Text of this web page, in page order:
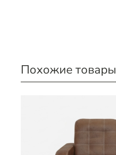
Похожие товары